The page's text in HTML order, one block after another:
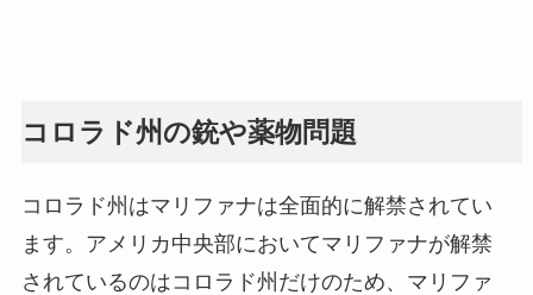
コロラド州の銃や薬物問題
コロラド州はマリファナは全面的に解禁されてい
ます。アメリカ中央部においてマリファナが解禁
されているのはコロラド州だけのため、マリファ